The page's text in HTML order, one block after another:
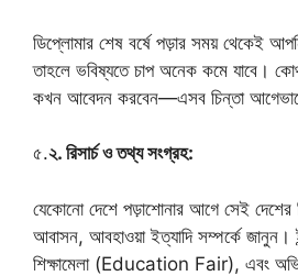
ডিপ্লোমার শেষ বর্ষে পড়ার সময় থেকেই
তাহলে ভবিষ্যতে চাপ অনেক কমে যাবে।
কখন আবেদন করবেন—এসব চিন্তা
৫.২. রিসার্চ ও তথ্য সংগ্রহ:
যেকোনো দেশে পড়াশোনার আগে সেই দেশের
আবাসন, আবহাওয়া ইত্যাদি সম্পর্কে জানুন।
শিক্ষামেলা (Education Fair), এবং